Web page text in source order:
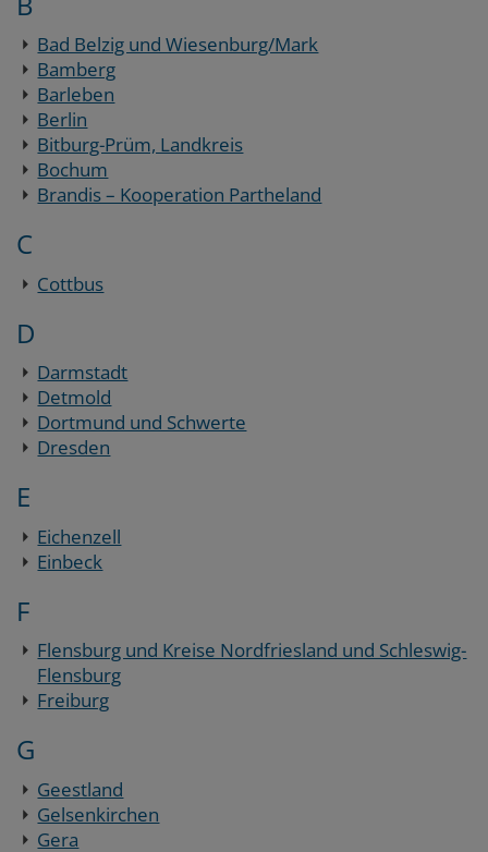
Bad Belzig und Wiesenburg/Mark
Bamberg
Barleben
Berlin
Bitburg-Prüm, Landkreis
Bochum
Brandis – Kooperation Partheland
C
Cottbus
D
Darmstadt
Detmold
Dortmund und Schwerte
Dresden
E
Eichenzell
Einbeck
F
Flensburg und Kreise Nordfriesland und Schleswig-
Flensburg
Freiburg
G
Geestland
Gelsenkirchen
Gera